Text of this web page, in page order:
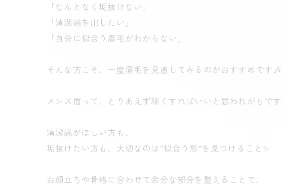
「なんとなく垢抜けない」
「清潔感を出したい」
「自分に似合う眉毛がわからない」
そんな方こそ、一度眉毛を見直してみるのがおすすめです🎶
メンズ眉って、とりあえず細くすればいいと思われがちで
清潔感がほしい方も、
垢抜けたい方も、大切なのは“似合う形”を見つけること✨
お顔立ちや骨格に合わせて余分な部分を整えることで、